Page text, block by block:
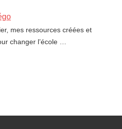
mes ressources créées et
changer l’école …